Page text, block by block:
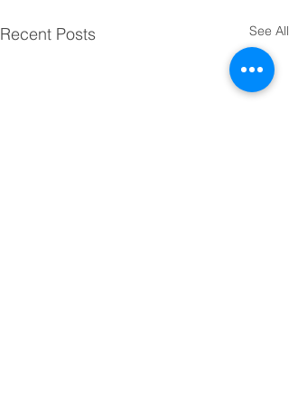
Recent Posts See All